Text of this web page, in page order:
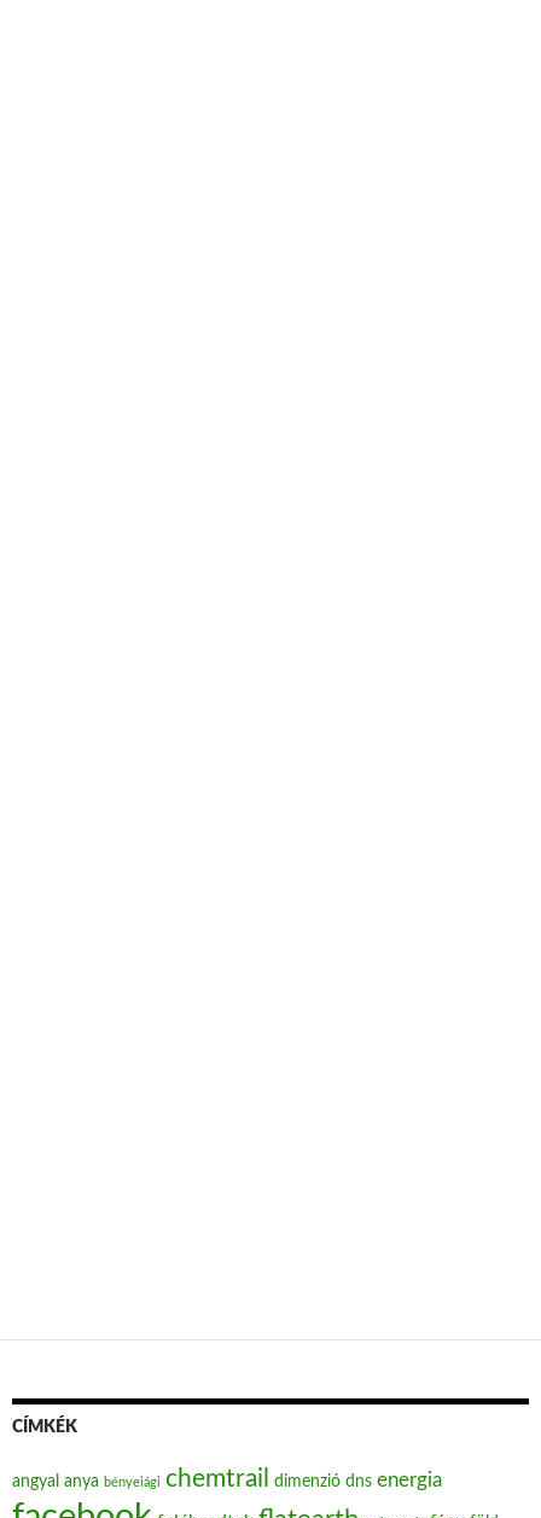
CÍMKÉK
angyal anya bényeiági chemtrail dimenzió dns energia